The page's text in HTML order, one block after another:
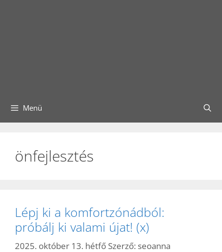
Menü
önfejlesztés
Lépj ki a komfortzónádból:
próbálj ki valami újat! (x)
2025. október 13. hétfő Szerző: seoanna